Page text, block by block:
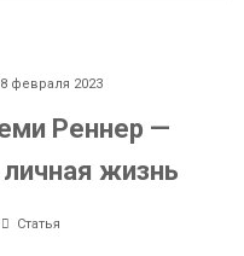
февраля 2023
Реннер —
жизнь
Статья